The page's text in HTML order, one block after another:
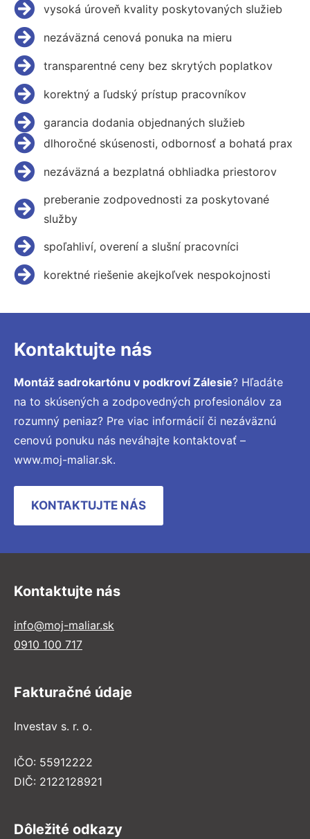
vysoká úroveň kvality poskytovaných služieb
nezáväzná cenová ponuka na mieru
transparentné ceny bez skrytých poplatkov
korektný a ľudský prístup pracovníkov
garancia dodania objednaných služieb
dlhoročné skúsenosti, odbornosť a bohatá prax
nezáväzná a bezplatná obhliadka priestorov
preberanie zodpovednosti za poskytované
služby
spoľahliví, overení a slušní pracovníci
korektné riešenie akejkoľvek nespokojnosti
Kontaktujte nás
Montáž sadrokartónu v podkroví Zálesie? Hľadáte
na to skúsených a zodpovedných profesionálov za
rozumný peniaz? Pre viac informácií či nezáväznú
cenovú ponuku nás neváhajte kontaktovať –
www.moj-maliar.sk.
KONTAKTUJTE NÁS
Kontaktujte nás
info@moj-maliar.sk
0910 100 717
Fakturačné údaje
Investav s. r. o.
IČO: 55912222
DIČ: 2122128921
Dôležité odkazy